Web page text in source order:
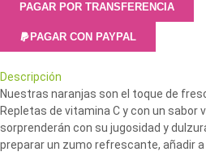
PAGAR POR TRANSFERENCIA
PAGAR CON PAYPAL
Descripción
Nuestras naranjas son el toque de
Repletas de vitamina C y con un sabor
sorprenderán con su jugosidad y
preparar un zumo refrescante, añadir